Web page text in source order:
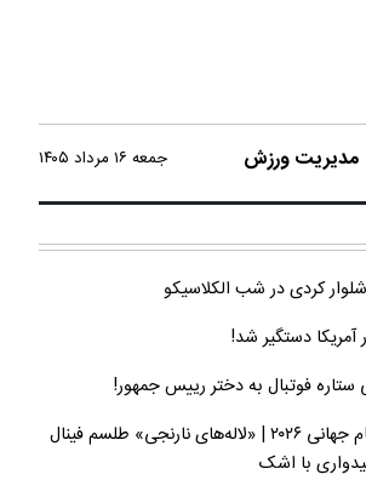
مدیریت ورزش جمعه ۱۶ مرداد ۱۴۰۵
کردی در شب الکلاسیکو
آمریکا دستگیر شد!
فوتبال به دختر رییس جمهور!
هلند در آستانه جام جهانی ۲۰۲۶ | «لاله‌های نارنجی» طلسم فینال
با اشک